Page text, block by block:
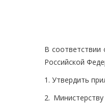
В соответствии
Российской
1. Утвердить
2.